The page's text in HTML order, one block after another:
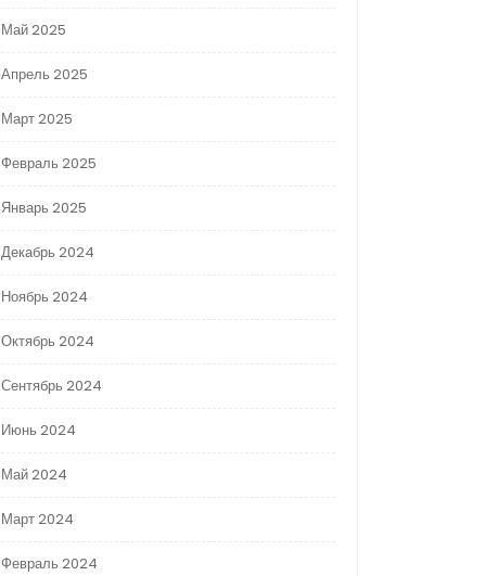
Май 2025
Апрель 2025
Март 2025
Февраль 2025
Январь 2025
Декабрь 2024
Ноябрь 2024
Октябрь 2024
Сентябрь 2024
Июнь 2024
Май 2024
Март 2024
Февраль 2024